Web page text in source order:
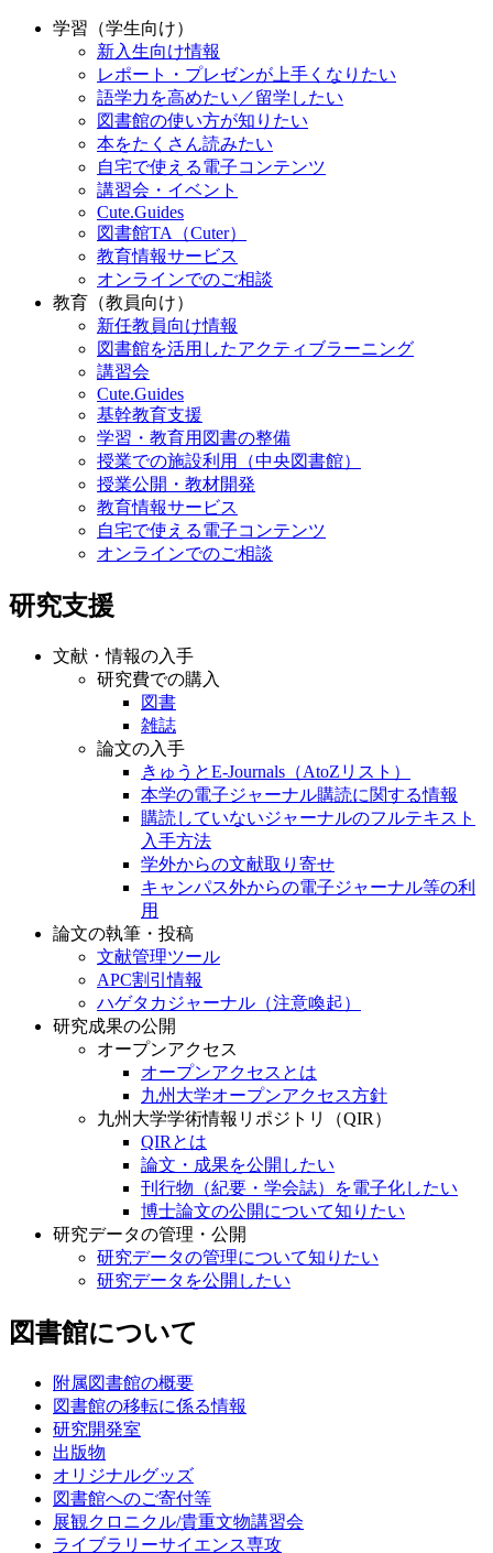
学習（学生向け）
新入生向け情報
レポート・プレゼンが上手くなりたい
語学力を高めたい／留学したい
図書館の使い方が知りたい
本をたくさん読みたい
自宅で使える電子コンテンツ
講習会・イベント
Cute.Guides
図書館TA（Cuter）
教育情報サービス
オンラインでのご相談
教育（教員向け）
新任教員向け情報
図書館を活用したアクティブラーニング
講習会
Cute.Guides
基幹教育支援
学習・教育用図書の整備
授業での施設利用（中央図書館）
授業公開・教材開発
教育情報サービス
自宅で使える電子コンテンツ
オンラインでのご相談
研究支援
文献・情報の入手
研究費での購入
図書
雑誌
論文の入手
きゅうとE-Journals（AtoZリスト）
本学の電子ジャーナル購読に関する情報
購読していないジャーナルのフルテキスト
入手方法
学外からの文献取り寄せ
キャンパス外からの電子ジャーナル等の利
用
論文の執筆・投稿
文献管理ツール
APC割引情報
ハゲタカジャーナル（注意喚起）
研究成果の公開
オープンアクセス
オープンアクセスとは
九州大学オープンアクセス方針
九州大学学術情報リポジトリ（QIR）
QIRとは
論文・成果を公開したい
刊行物（紀要・学会誌）を電子化したい
博士論文の公開について知りたい
研究データの管理・公開
研究データの管理について知りたい
研究データを公開したい
図書館について
附属図書館の概要
図書館の移転に係る情報
研究開発室
出版物
オリジナルグッズ
図書館へのご寄付等
展観クロニクル/貴重文物講習会
ライブラリーサイエンス専攻